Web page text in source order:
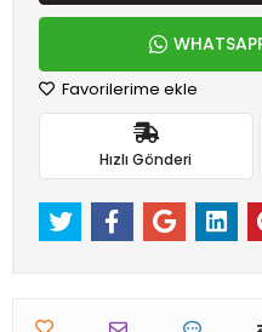
Favorilerime ekle
Hızlı Gönderi